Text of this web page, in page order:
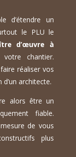
d’étendre un
le PLU le
d’œuvre à
chantier.
réaliser vos
architecte.
alors être un
fiable.
de vous
plus